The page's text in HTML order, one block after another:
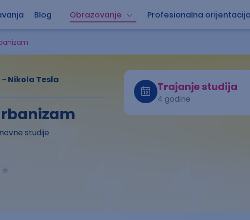
Blog Obrazovanje Profesionalna orijentacija
studije
Nikola Tesla
Trajanje studija
4 godine